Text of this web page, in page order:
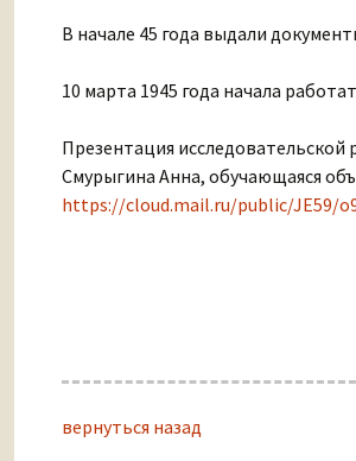
В начале 45 года выдали
10 марта 1945 года начала
Презентация
Смурыгина Анна, обучающаяся
https://cloud.mail.ru/public/JE59/
вернуться назад